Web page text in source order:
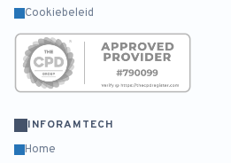
Cookiebeleid
INFORAMTECH
Home